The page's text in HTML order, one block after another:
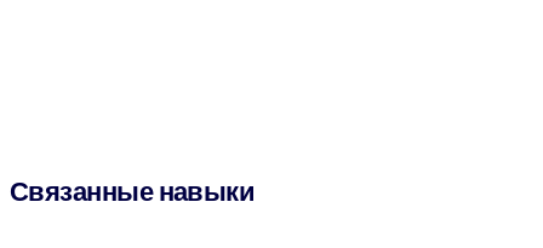
Связанные навыки